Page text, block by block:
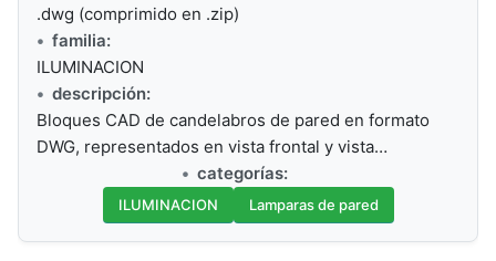
.dwg (comprimido en .zip)
familia:
ILUMINACION
descripción:
Bloques CAD de candelabros de pared en formato
DWG, representados en vista frontal y vista…
categorías:
ILUMINACION Lamparas de pared